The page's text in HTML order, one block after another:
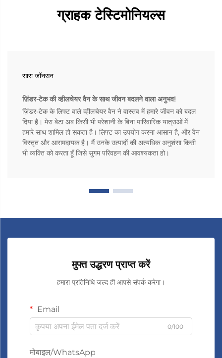
ग्राहक टेस्टिमोनियल्स
सारा जॉनसन
ज़िंडर-टेक की व्हीलचेयर वैन के साथ जीवन बदलने वाला अनुभव!
ज़िंडर-टेक के लिफ्ट वाले व्हीलचेयर वैन ने वास्तव में हमारे जीवन को बदल
दिया है। मेरा बेटा अब किसी भी परेशानी के बिना पारिवारिक यात्राओं में
हमारे साथ शामिल हो सकता है। लिफ्ट का उपयोग करना आसान है, और वैन
विस्तृत और आरामदायक है। मैं उनके उत्पादों की अत्यधिक अनुशंसा किसी
भी व्यक्ति को करता हूँ जिसे सुगम परिवहन की आवश्यकता हो।
मुफ्त उद्धरण प्राप्त करें
हमारा प्रतिनिधि जल्द ही आपसे संपर्क करेगा।
Email
0/100
मोबाइल/WhatsApp